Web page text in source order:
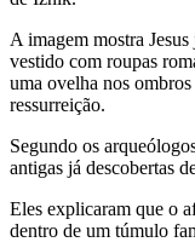
A imagem mostra
vestido com roupas
uma ovelha nos
ressurreição.
Segundo os
antigas já descobertas
Eles explicaram que o
dentro de um túmulo